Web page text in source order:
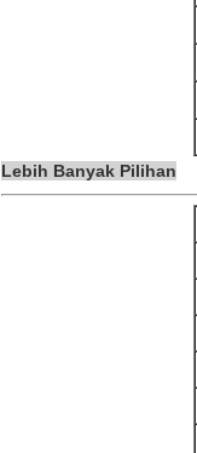
Lebih Banyak Pilihan